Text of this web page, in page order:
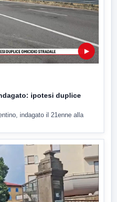
▶
ipotesi duplice
indagato il 21enne alla